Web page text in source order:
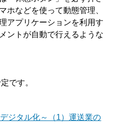
ホなどを使って動態管理、
アプリケーションを利用す
ントが自動で行えるような
です。
ジタル化～（1）運送業の